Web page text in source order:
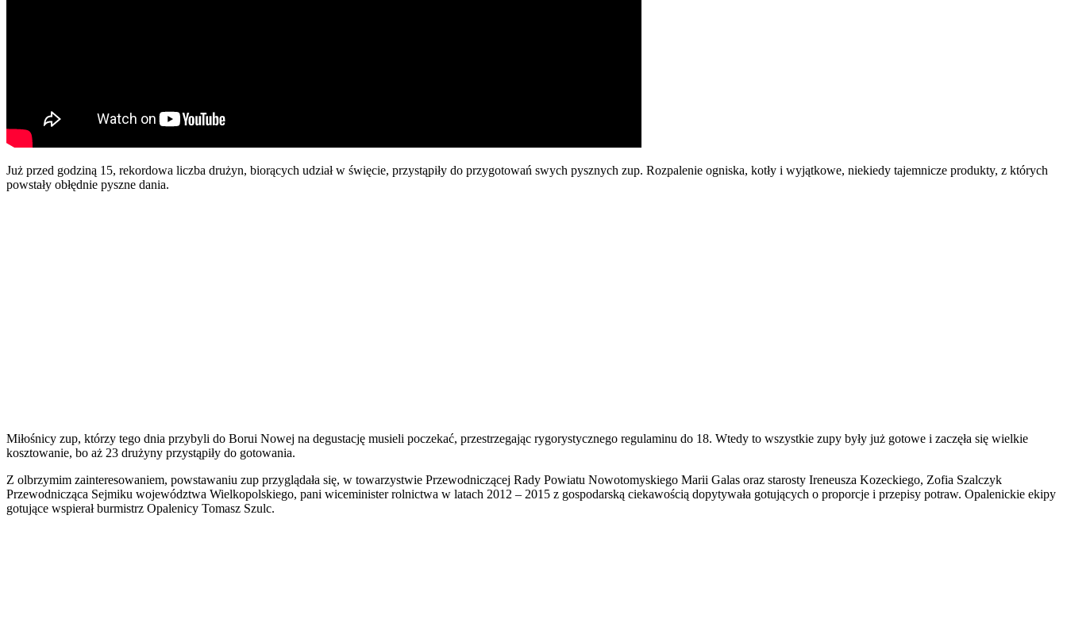
Już przed godziną 15, rekordowa liczba drużyn, biorących udział w święcie, przystąpiły do przygotowań swych pysznych zup. Rozpalenie ogniska, kotły i wyjątkowe, niekiedy tajemnicze produkty, z których
powstały obłędnie pyszne dania.
Miłośnicy zup, którzy tego dnia przybyli do Borui Nowej na degustację musieli poczekać, przestrzegając rygorystycznego regulaminu do 18. Wtedy to wszystkie zupy były już gotowe i zaczęła się wielkie
kosztowanie, bo aż 23 drużyny przystąpiły do gotowania.
Z olbrzymim zainteresowaniem, powstawaniu zup przyglądała się, w towarzystwie Przewodniczącej Rady Powiatu Nowotomyskiego Marii Galas oraz starosty Ireneusza Kozeckiego, Zofia Szalczyk
Przewodnicząca Sejmiku województwa Wielkopolskiego, pani wiceminister rolnictwa w latach 2012 – 2015 z gospodarską ciekawością dopytywała gotujących o proporcje i przepisy potraw. Opalenickie ekipy
gotujące wspierał burmistrz Opalenicy Tomasz Szulc.